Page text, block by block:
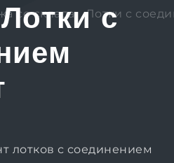
с
лотков с соединением